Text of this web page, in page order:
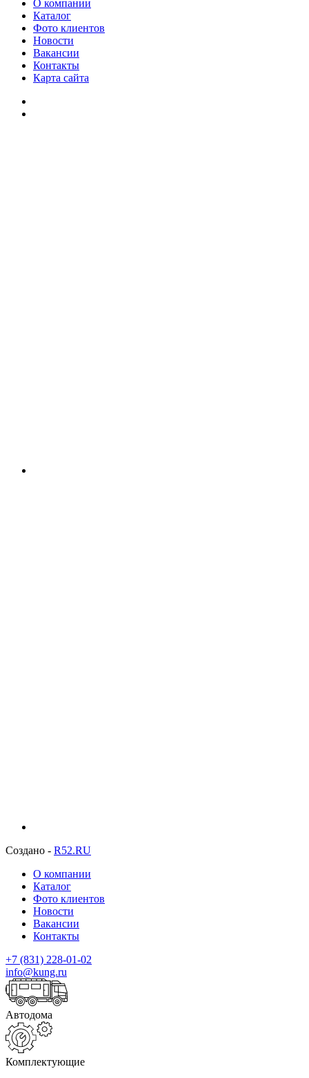
О компании
Каталог
Фото клиентов
Новости
Вакансии
Контакты
Карта сайта
Создано - R52.RU
О компании
Каталог
Фото клиентов
Новости
Вакансии
Контакты
+7 (831) 228-01-02
info@kung.ru
Автодома
Комплектующие